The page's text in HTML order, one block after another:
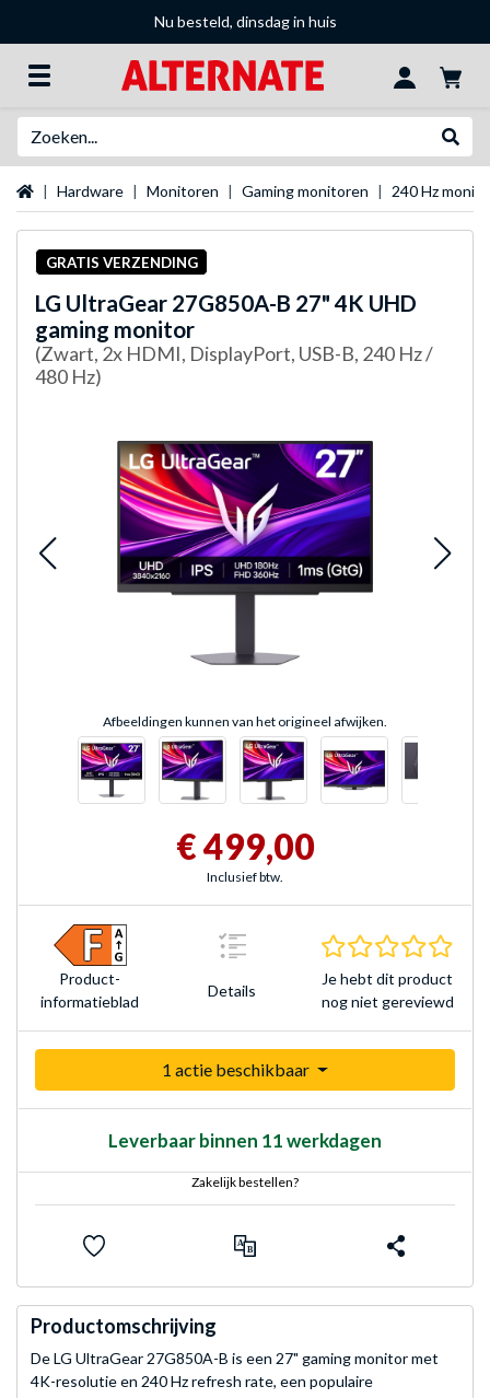
Nu besteld, dinsdag in huis
Startpagina
Hardware Monitoren Gaming monitoren 240 Hz
GRATIS VERZENDING
LG UltraGear 27G850A-B 27" 4K UHD
gaming monitor
(Zwart, 2x HDMI, DisplayPort, USB-B, 240 Hz /
480 Hz)
Afbeeldingen kunnen van het origineel afwijken.
€ 499,00
Inclusief btw.
Product­
informatieblad
Details
Je hebt dit product
nog niet gereviewd
1 actie beschikbaar
Leverbaar binnen 11 werkdagen
Zakelijk bestellen?
Productomschrijving
De LG UltraGear 27G850A-B is een 27" gaming monitor met
4K-resolutie en 240 Hz refresh rate, een populaire